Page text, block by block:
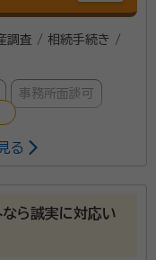
調査 / 相続手続き /
事務所面談可
セキュリティマネジャー・
ェッショナルCFO
る
ら誠実に対応い